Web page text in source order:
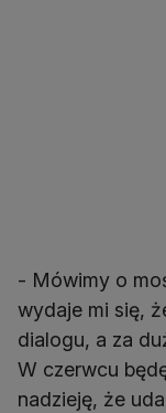
- Mówimy o
wydaje mi się,
dialogu, a za
W czerwcu
nadzieję, że